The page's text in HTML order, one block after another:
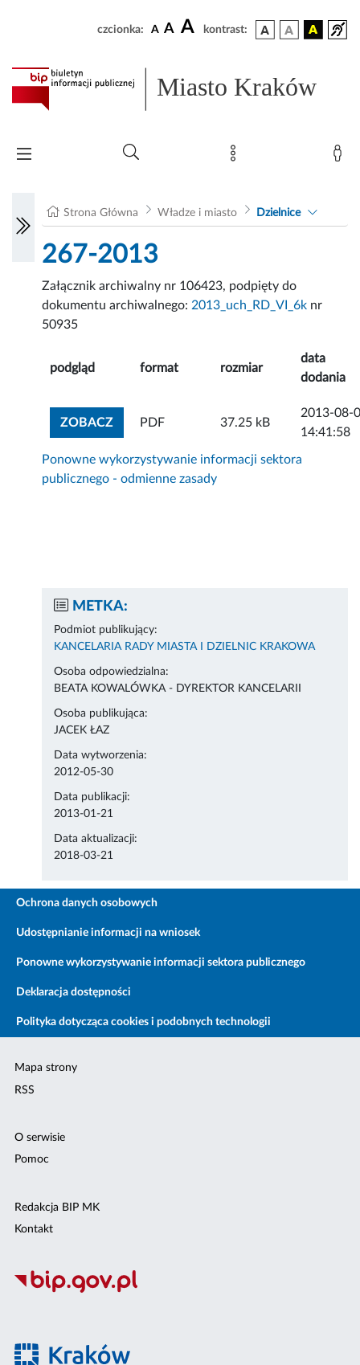
czcionka: A A A kontrast:
Miasto Kraków
Strona Główna Władze i miasto Dzielnice
267-2013
Załącznik archiwalny nr 106423, podpięty do
dokumentu archiwalnego: 2013_uch_RD_VI_6k nr
50935
podgląd format rozmiar
data
dodania
ZOBACZZOBACZ ZAŁĄCZNIK
PDF 37.25 kB
2013-08-
14:41:58
Ponowne wykorzystywanie informacji sektora
publicznego - odmienne zasady
METKA:
Podmiot publikujący:
KANCELARIA RADY MIASTA I DZIELNIC KRAKOWA
Osoba odpowiedzialna:
BEATA KOWALÓWKA - DYREKTOR KANCELARII
Osoba publikująca:
JACEK ŁAZ
Data wytworzenia:
2012-05-30
Data publikacji:
2013-01-21
Data aktualizacji:
2018-03-21
Ochrona danych osobowych
Udostępnianie informacji na wniosek
Ponowne wykorzystywanie informacji sektora publicznego
Deklaracja dostępności
Polityka dotycząca cookies i podobnych technologii
Mapa strony
RSS
O serwisie
Pomoc
Redakcja BIP MK
Kontakt